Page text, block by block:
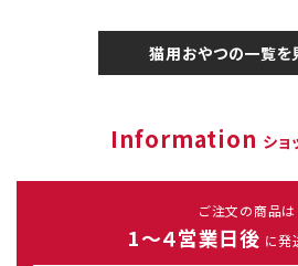
猫用おやつの一覧を
Information ショ
ご注文の商品は
1～４営業日後 に発